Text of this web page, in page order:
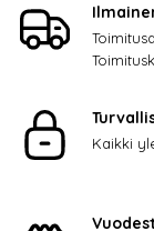
Kaikki